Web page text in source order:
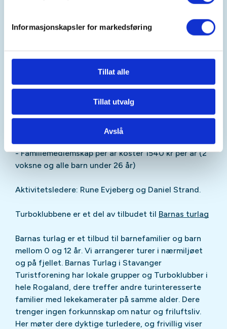
Informasjonskapsler for markedsføring
Tillat alle
Tillat utvalg
Avslå
sikkerhet og må veilede barna sine gjennom hele
første gang:)
Vi anbefaler at familier
tegnerfamiliemedlemskapslik at dere kan benytte
våre andre tilbud med rabatt.
- Familiemedlemskap per år koster 1540 kr per år (2
voksne og alle barn under 26 år)
Aktivitetsledere: Rune Evjeberg og Daniel Strand.
Turboklubbene er et del av tilbudet til Barnas turlag
Barnas turlag er et tilbud til barnefamilier og barn
mellom 0 og 12 år. Vi arrangerer turer i nærmiljøet
og på fjellet. Barnas Turlag i Stavanger
Turistforening har lokale grupper og Turboklubber i
hele Rogaland, dere treffer andre turinteresserte
familier med lekekamerater på samme alder. Dere
trenger ingen forkunnskap om natur og friluftsliv.
Her møter dere dyktige turledere, og frivillig viser